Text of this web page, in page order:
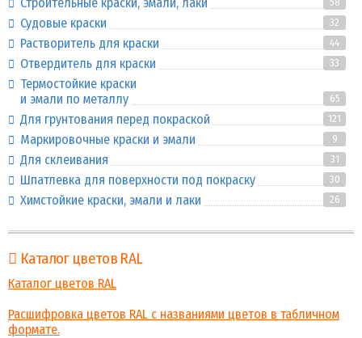
Судовые краски 32
Растворитель для краски 44
Отвердитель для краски 33
Термостойкие краски
и эмали по металлу
65
Для грунтования перед покраской 121
Маркировочные краски и эмали 9
Для склеивания 31
Шпатлевка для поверхности под покраску 30
Химстойкие краски, эмали и лаки 26
Каталог цветов RAL
Каталог цветов RAL
Расшифровка цветов RAL с названиями цветов в табличном
формате.